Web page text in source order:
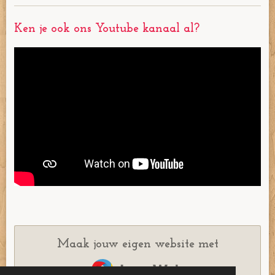
Ken je ook ons Youtube kanaal al?
Maak jouw eigen website met
JouwWeb